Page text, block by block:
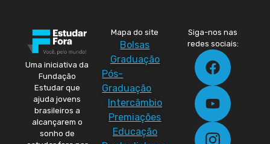
Uma iniciativa da
Fundação
Estudar que
ajuda jovens
brasileiros a
alcançarem o
sonho de
Mapa do site
Bolsas
Graduação
Pós-
Graduação
Intercâmbio
Premiações
Educação
Siga-nos nas
redes sociais: